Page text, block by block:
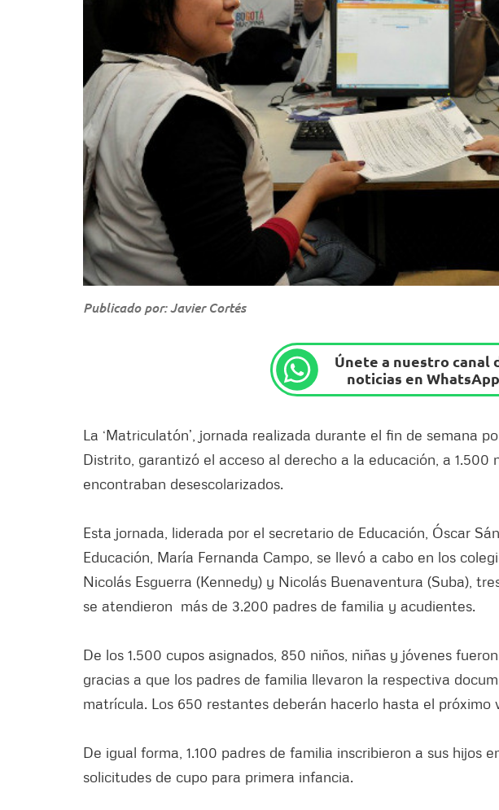
Publicado por: Javier Cortés
Únete a nuestro canal
noticias en WhatsApp
La ‘Matriculatón’, jornada realizada durante el fin de semana
Distrito, garantizó el acceso al derecho a la educación, a 1.500
encontraban desescolarizados.
Esta jornada, liderada por el secretario de Educación, Óscar
Educación, María Fernanda Campo, se llevó a cabo en los
Nicolás Esguerra (Kennedy) y Nicolás Buenaventura (Suba),
se atendieron más de 3.200 padres de familia y acudientes.
De los 1.500 cupos asignados, 850 niños, niñas y jóvenes
gracias a que los padres de familia llevaron la respectiva
matrícula. Los 650 restantes deberán hacerlo hasta el próximo
De igual forma, 1.100 padres de familia inscribieron a sus hijos
solicitudes de cupo para primera infancia.